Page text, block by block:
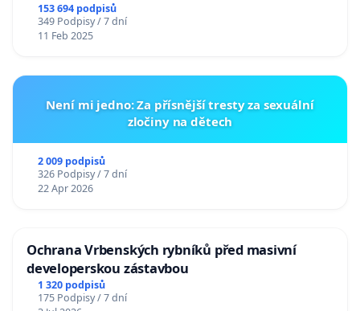
153 694 podpisů
349 Podpisy / 7 dní
11 Feb 2025
Není mi jedno: Za přísnější tresty za sexuální
zločiny na dětech
2 009 podpisů
326 Podpisy / 7 dní
22 Apr 2026
Ochrana Vrbenských rybníků před masivní
developerskou zástavbou
1 320 podpisů
175 Podpisy / 7 dní